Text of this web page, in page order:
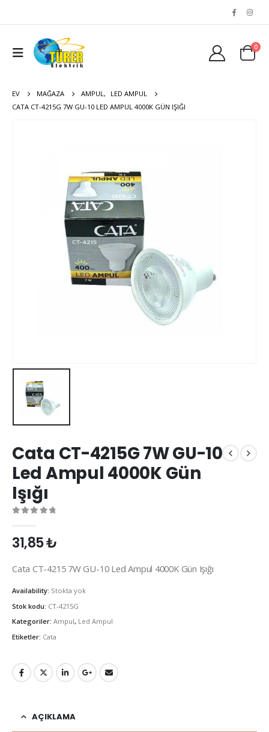
0
EV MAĞAZA AMPUL ,
LED AMPUL
CATA CT-4215G 7W GU-10 LED AMPUL 4000K GÜN IŞIĞI
Cata CT-4215G 7W GU-10
Led Ampul 4000K Gün
Işığı
31,85₺
Cata CT-4215 7W GU-10 Led Ampul 4000K Gün Işığı
Availability: Stokta yok
Stok kodu: CT-4215G
Kategoriler: Ampul, Led Ampul
Etiketler: Cata
AÇIKLAMA